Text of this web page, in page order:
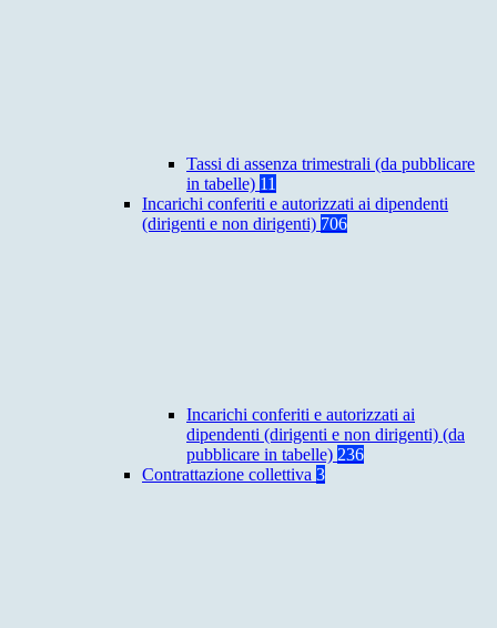
Tassi di assenza trimestrali (da pubblicare
in tabelle) 11
Incarichi conferiti e autorizzati ai dipendenti
(dirigenti e non dirigenti) 706
Incarichi conferiti e autorizzati ai
dipendenti (dirigenti e non dirigenti) (da
pubblicare in tabelle) 236
Contrattazione collettiva 3